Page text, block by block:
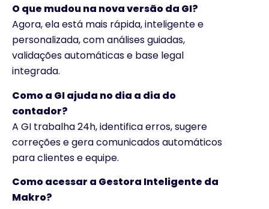
O que mudou na nova versão da GI?
Agora, ela está mais rápida, inteligente e
personalizada, com análises guiadas,
validações automáticas e base legal
integrada.
Como a GI ajuda no dia a dia do
contador?
A GI trabalha 24h, identifica erros, sugere
correções e gera comunicados automáticos
para clientes e equipe.
Como acessar a Gestora Inteligente da
Makro?